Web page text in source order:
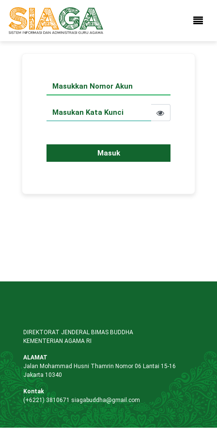
Masuk
DIREKTORAT JENDERAL BIMAS BUDDHA
KEMENTERIAN AGAMA RI
ALAMAT
Jalan Mohammad Husni Thamrin Nomor 06 Lantai 15-16
Jakarta 10340
Kontak
(+6221) 3810671 siagabuddha@gmail.com